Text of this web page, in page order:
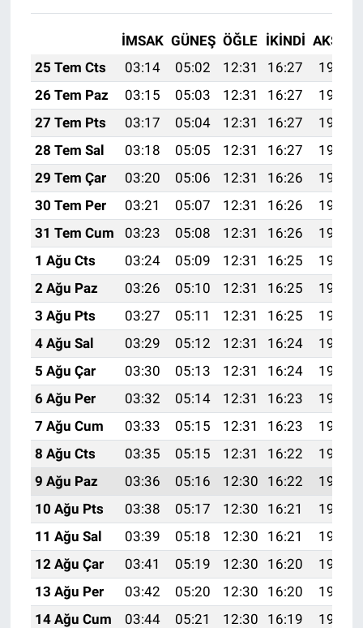
İMSAK GÜNEŞ ÖĞLE İKINDI AKŞAM
25 Tem Cts
03:14 05:02 12:31 16:27
19:51
26 Tem Paz
03:15 05:03 12:31 16:27
19:50
27 Tem Pts
03:17 05:04 12:31 16:27
19:49
28 Tem Sal
03:18 05:05 12:31 16:27
19:48
29 Tem Çar
03:20 05:06 12:31 16:26
19:47
30 Tem Per
03:21 05:07 12:31 16:26
19:46
31 Tem Cum
03:23 05:08 12:31 16:26
19:45
1 Ağu Cts
03:24 05:09 12:31 16:25
19:44
2 Ağu Paz
03:26 05:10 12:31 16:25
19:43
3 Ağu Pts
03:27 05:11 12:31 16:25
19:42
4 Ağu Sal
03:29 05:12 12:31 16:24
19:40
5 Ağu Çar
03:30 05:13 12:31 16:24
19:39
6 Ağu Per
03:32 05:14 12:31 16:23
19:38
7 Ağu Cum
03:33 05:15 12:31 16:23
19:37
8 Ağu Cts
03:35 05:15 12:31 16:22
19:36
9 Ağu Paz
03:36 05:16 12:30 16:22
19:34
10 Ağu Pts
03:38 05:17 12:30 16:21
19:33
11 Ağu Sal
03:39 05:18 12:30 16:21
19:32
12 Ağu Çar
03:41 05:19 12:30 16:20
19:31
13 Ağu Per
03:42 05:20 12:30 16:20
19:29
14 Ağu Cum
03:44 05:21 12:30 16:19
19:28